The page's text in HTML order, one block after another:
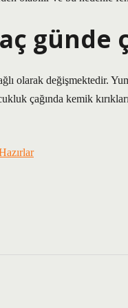
günde
olarak değişmektedir.
çağında kemik